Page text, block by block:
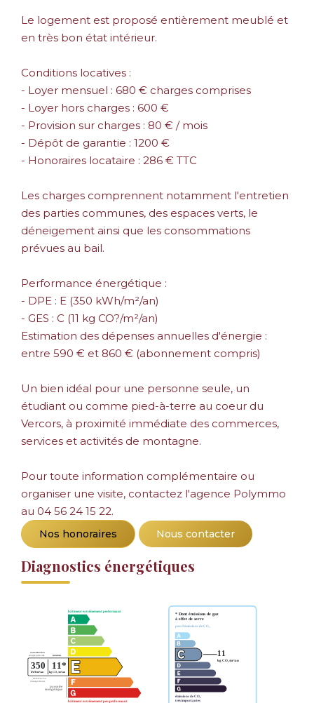
Le logement est proposé entièrement meublé et
en très bon état intérieur.
Conditions locatives :
- Loyer mensuel : 680 € charges comprises
- Loyer hors charges : 600 €
- Provision sur charges : 80 € / mois
- Dépôt de garantie : 1200 €
- Honoraires locataire : 286 € TTC
Les charges comprennent notamment l'entretien
des parties communes, des espaces verts, le
déneigement ainsi que les consommations
prévues au bail.
Performance énergétique :
- DPE : E (350 kWh/m²/an)
- GES : C (11 kg CO?/m²/an)
Estimation des dépenses annuelles d'énergie :
entre 590 € et 860 € (abonnement compris)
Un bien idéal pour une personne seule, un
étudiant ou comme pied-à-terre au coeur du
Vercors, à proximité immédiate des commerces,
services et activités de montagne.
Pour toute information complémentaire ou
organiser une visite, contactez l'agence Polymmo
au 04 56 24 15 22.
Nos honoraires Nous contacter
Diagnostics énergétiques